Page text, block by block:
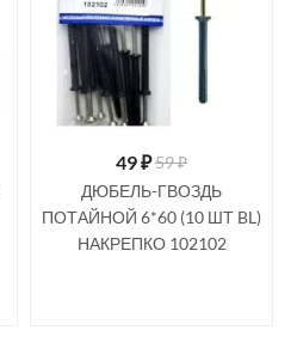
49₽59 ₽
ДЮБЕЛЬ-ГВОЗДЬ
ПОТАЙНОЙ 6*60 (10 ШТ BL)
НАКРЕПКО 102102